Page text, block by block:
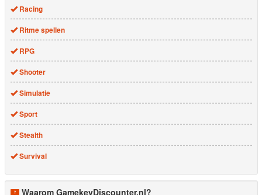
Racing
Ritme spellen
RPG
Shooter
Simulatie
Sport
Stealth
Survival
Waarom GamekeyDiscounter.nl?